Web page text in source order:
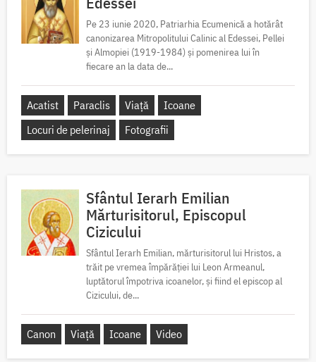
Pe 23 iunie 2020, Patriarhia Ecumenică a hotărât
canonizarea Mitropolitului Calinic al Edessei, Pellei
și Almopiei (1919-1984) și pomenirea lui în
fiecare an la data de...
Acatist Paraclis Viață
Icoane
Locuri de pelerinaj
Fotografii
Sfântul Ierarh Emilian
Mărturisitorul, Episcopul
Cizicului
Sfântul Ierarh Emilian, mărturisitorul lui Hristos, a
trăit pe vremea împărăției lui Leon Armeanul,
luptătorul împotriva icoanelor, și fiind el episcop al
Cizicului, de...
Canon Viață Icoane Video